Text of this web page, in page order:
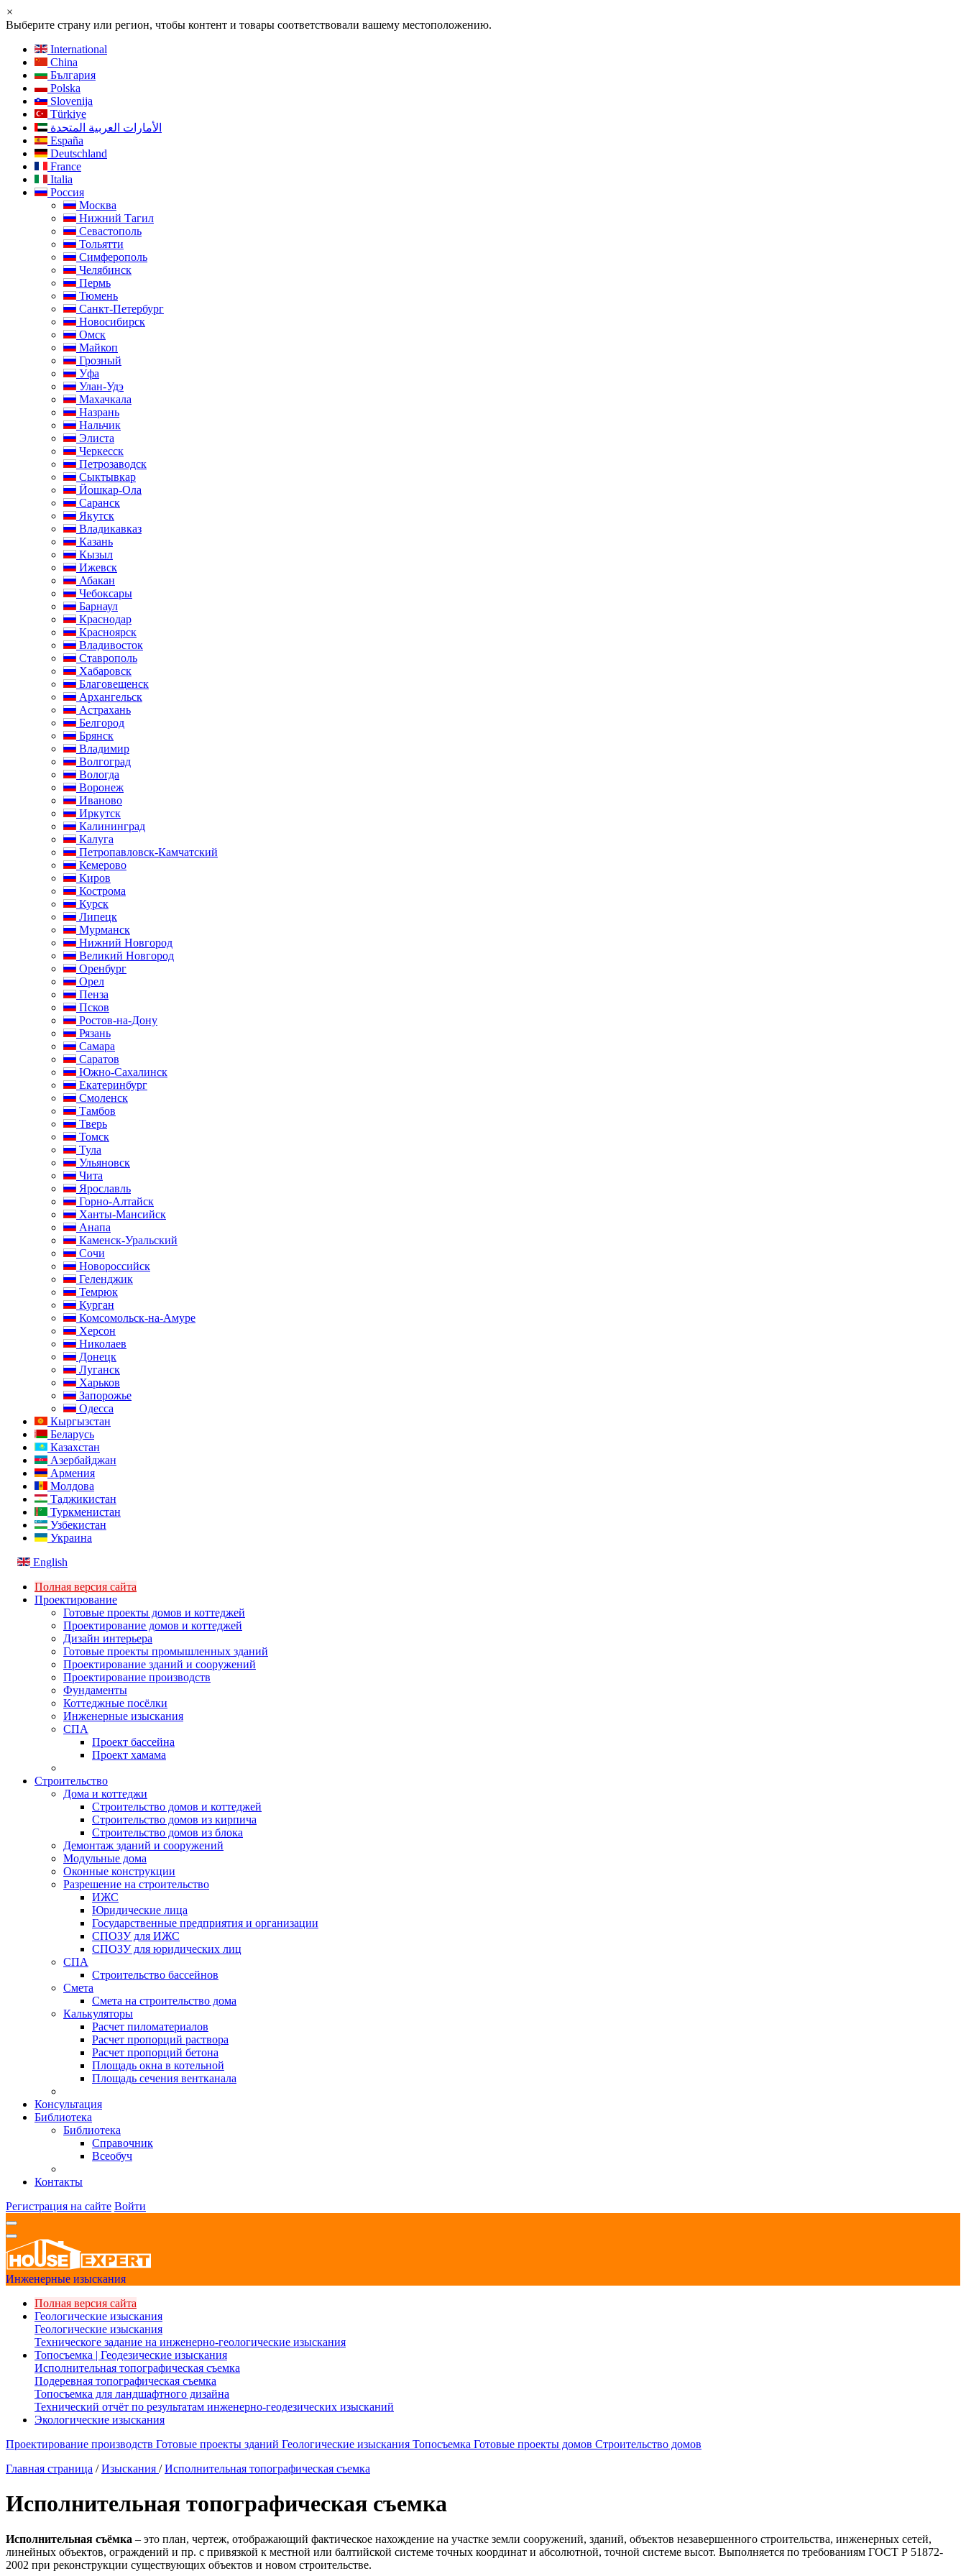
×
Выберите страну или регион, чтобы контент и товары соответствовали вашему местоположению.
International
China
България
Polska
Slovenija
Türkiye
الأمارات العربية المتحدة
España
Deutschland
France
Italia
Россия
Москва
Нижний Тагил
Севастополь
Тольятти
Симферополь
Челябинск
Пермь
Тюмень
Санкт-Петербург
Новосибирск
Омск
Майкоп
Грозный
Уфа
Улан-Удэ
Махачкала
Назрань
Нальчик
Элиста
Черкесск
Петрозаводск
Сыктывкар
Йошкар-Ола
Саранск
Якутск
Владикавказ
Казань
Кызыл
Ижевск
Абакан
Чебоксары
Барнаул
Краснодар
Красноярск
Владивосток
Ставрополь
Хабаровск
Благовещенск
Архангельск
Астрахань
Белгород
Брянск
Владимир
Волгоград
Вологда
Воронеж
Иваново
Иркутск
Калининград
Калуга
Петропавловск-Камчатский
Кемерово
Киров
Кострома
Курск
Липецк
Мурманск
Нижний Новгород
Великий Новгород
Оренбург
Орел
Пенза
Псков
Ростов-на-Дону
Рязань
Самара
Саратов
Южно-Сахалинск
Екатеринбург
Смоленск
Тамбов
Тверь
Томск
Тула
Ульяновск
Чита
Ярославль
Горно-Алтайск
Ханты-Мансийск
Анапа
Каменск-Уральский
Сочи
Новороссийск
Геленджик
Темрюк
Курган
Комсомольск-на-Амуре
Херсон
Николаев
Донецк
Луганск
Харьков
Запорожье
Одесса
Кыргызстан
Беларусь
Казахстан
Азербайджан
Армения
Молдова
Таджикистан
Туркменистан
Узбекистан
Украина
English
Полная версия сайта
Проектирование
Готовые проекты домов и коттеджей
Проектирование домов и коттеджей
Дизайн интерьера
Готовые проекты промышленных зданий
Проектирование зданий и сооружений
Проектирование производств
Фундаменты
Коттеджные посёлки
Инженерные изыскания
СПА
Проект бассейна
Проект хамама
Строительство
Дома и коттеджи
Строительство домов и коттеджей
Строительство домов из кирпича
Строительство домов из блока
Демонтаж зданий и сооружений
Модульные дома
Оконные конструкции
Разрешение на строительство
ИЖС
Юридические лица
Государственные предприятия и организации
СПОЗУ для ИЖС
СПОЗУ для юридических лиц
СПА
Строительство бассейнов
Смета
Смета на строительство дома
Калькуляторы
Расчет пиломатериалов
Расчет пропорций раствора
Расчет пропорций бетона
Площадь окна в котельной
Площадь сечения вентканала
Консультация
Библиотека
Библиотека
Справочник
Всеобуч
Контакты
Регистрация на сайте Войти
Инженерные изыскания
Полная версия сайта
Геологические изыскания
Геологические изыскания
Техническоге задание на инженерно-геологические изыскания
Топосъемка | Геодезические изыскания
Исполнительная топографическая съемка
Подеревная топографическая съемка
Топосъемка для ландшафтного дизайна
Технический отчёт по результатам инженерно-геодезических изысканий
Экологические изыскания
Проектирование производств Готовые проекты зданий Геологические изыскания Топосъемка Готовые проекты домов Строительство домов
Главная страница / Изыскания / Исполнительная топографическая съемка
Исполнительная топографическая съемка
Исполнительная съёмка – это план, чертеж, отображающий фактическое нахождение на участке земли сооружений, зданий, объектов незавершенного строительства, инженерных сетей,
линейных объектов, ограждений и пр. с привязкой к местной или балтийской системе точных координат и абсолютной, точной системе высот. Выполняется по требованиям ГОСТ Р 51872-
2002 при реконструкции существующих объектов и новом строительстве.